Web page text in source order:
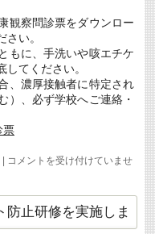
に
つ
い
て
は
観察問診票をダウンロー
い。
もに、手洗いや咳エチケ
てください。
、濃厚接触者に特定され
）、必ず学校へご連絡・
票
健
察
問
診
票
コメントを受け付けていませ
防止研修を実施しま